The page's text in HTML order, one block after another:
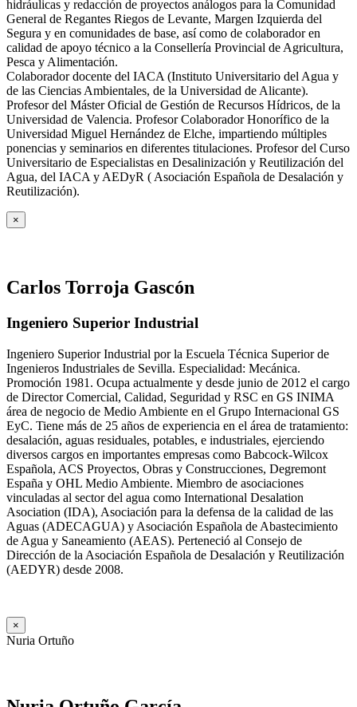
hidráulicas y redacción de proyectos análogos para la Comunidad
General de Regantes Riegos de Levante, Margen Izquierda del
Segura y en comunidades de base, así como de colaborador en
calidad de apoyo técnico a la Consellería Provincial de Agricultura,
Pesca y Alimentación.
Colaborador docente del IACA (Instituto Universitario del Agua y
de las Ciencias Ambientales, de la Universidad de Alicante).
Profesor del Máster Oficial de Gestión de Recursos Hídricos, de la
Universidad de Valencia. Profesor Colaborador Honorífico de la
Universidad Miguel Hernández de Elche, impartiendo múltiples
ponencias y seminarios en diferentes titulaciones. Profesor del Curso
Universitario de Especialistas en Desalinización y Reutilización del
Agua, del IACA y AEDyR ( Asociación Española de Desalación y
Reutilización).
×
Carlos Torroja Gascón
Ingeniero Superior Industrial
Ingeniero Superior Industrial por la Escuela Técnica Superior de
Ingenieros Industriales de Sevilla. Especialidad: Mecánica.
Promoción 1981. Ocupa actualmente y desde junio de 2012 el cargo
de Director Comercial, Calidad, Seguridad y RSC en GS INIMA
área de negocio de Medio Ambiente en el Grupo Internacional GS
EyC. Tiene más de 25 años de experiencia en el área de tratamiento:
desalación, aguas residuales, potables, e industriales, ejerciendo
diversos cargos en importantes empresas como Babcock-Wilcox
Española, ACS Proyectos, Obras y Construcciones, Degremont
España y OHL Medio Ambiente. Miembro de asociaciones
vinculadas al sector del agua como International Desalation
Asociation (IDA), Asociación para la defensa de la calidad de las
Aguas (ADECAGUA) y Asociación Española de Abastecimiento
de Agua y Saneamiento (AEAS). Perteneció al Consejo de
Dirección de la Asociación Española de Desalación y Reutilización
(AEDYR) desde 2008.
×
Nuria Ortuño